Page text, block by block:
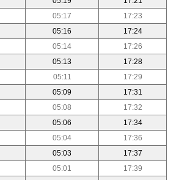
05:17
17:23
05:16
17:24
05:14
17:26
05:13
17:28
05:11
17:29
05:09
17:31
05:08
17:32
05:06
17:34
05:04
17:36
05:03
17:37
05:01
17:39